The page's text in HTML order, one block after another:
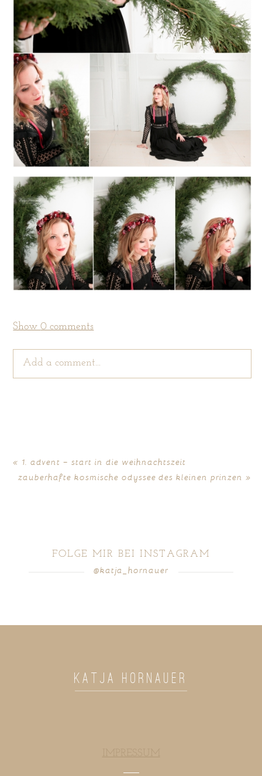
Show0 comments
Add a comment...
« 1. advent – start in die weihnachtszeit
zauberhafte kosmische odyssee des kleinen prinzen »
FOLGE MIR BEI INSTAGRAM
@katja_hornauer
KATJA HORNAUER
IMPRESSUM